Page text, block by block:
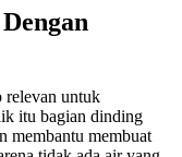
relevan untuk
itu bagian dinding
membantu membuat